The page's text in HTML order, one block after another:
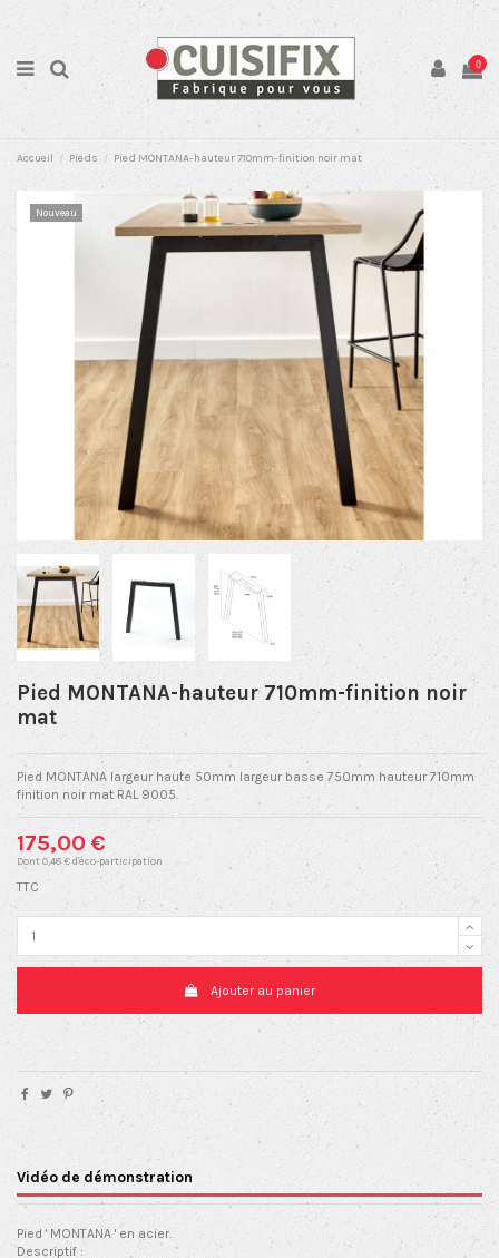
0
Accueil Pieds Pied MONTANA-hauteur 710mm-finition noir mat
Nouveau
Pied MONTANA-hauteur 710mm-finition noir
mat
Pied MONTANA largeur haute 50mm largeur basse 750mm hauteur 710mm
finition noir mat RAL 9005.
175,00 €
Dont 0,48 € d'éco-participation
TTC
Ajouter au panier
Vidéo de démonstration
Pied ' MONTANA ' en acier.
Descriptif :